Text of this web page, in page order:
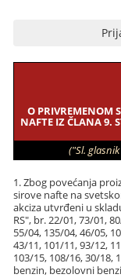
O PRIVREMENOM
NAFTE IZ ČLANA 9.
("Sl.
1. Zbog povećanja
sirove nafte na
akciza utvrđeni u
RS", br. 22/01, 73/01,
55/04, 135/04, 46/05,
43/11, 101/11, 93/12,
103/15, 108/16, 30/18,
benzin, bezolovni